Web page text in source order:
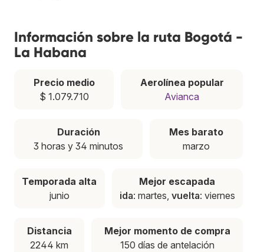
Información sobre la ruta Bogotá -
La Habana
Precio medio
$ 1.079.710
Aerolínea popular
Avianca
Duración
3 horas y 34 minutos
Mes barato
marzo
Temporada alta
junio
Mejor escapada
ida: martes, vuelta: viernes
Distancia
2244 km
Mejor momento de compra
150 días de antelación